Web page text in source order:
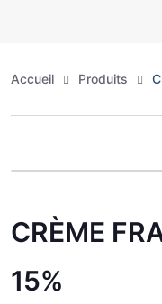
Accueil Produits
CRÈME
15%